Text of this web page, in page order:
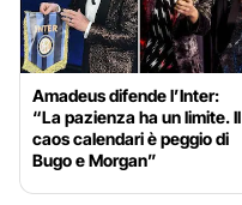
Amadeus difende l’Inter:
“La pazienza ha un limite. Il
caos calendari è peggio di
Bugo e Morgan”